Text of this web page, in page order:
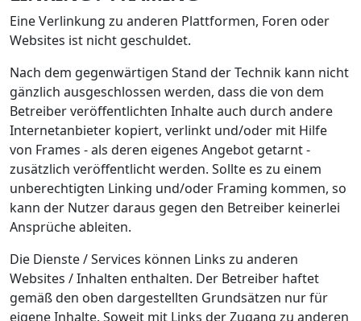
Eine Verlinkung zu anderen Plattformen, Foren oder
Websites ist nicht geschuldet.
Nach dem gegenwärtigen Stand der Technik kann nicht
gänzlich ausgeschlossen werden, dass die von dem
Betreiber veröffentlichten Inhalte auch durch andere
Internetanbieter kopiert, verlinkt und/oder mit Hilfe
von Frames - als deren eigenes Angebot getarnt -
zusätzlich veröffentlicht werden. Sollte es zu einem
unberechtigten Linking und/oder Framing kommen, so
kann der Nutzer daraus gegen den Betreiber keinerlei
Ansprüche ableiten.
Die Dienste / Services können Links zu anderen
Websites / Inhalten enthalten. Der Betreiber haftet
gemäß den oben dargestellten Grundsätzen nur für
eigene Inhalte. Soweit mit Links der Zugang zu anderen